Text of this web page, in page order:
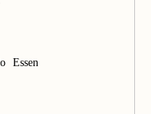
Essen